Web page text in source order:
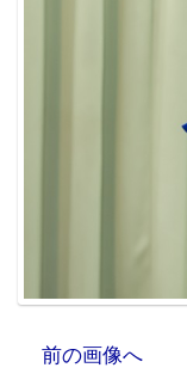
前の画像へ